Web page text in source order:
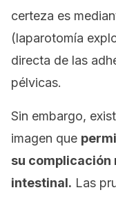
certeza es
(laparotomía
directa de las
pélvicas.
Sin embargo,
imagen que
su complicación
intestinal. Las